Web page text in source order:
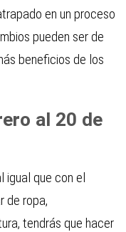
en un proceso
pueden ser de
beneficios de los
al 20 de
igual que con el
de ropa,
tendrás que hacer